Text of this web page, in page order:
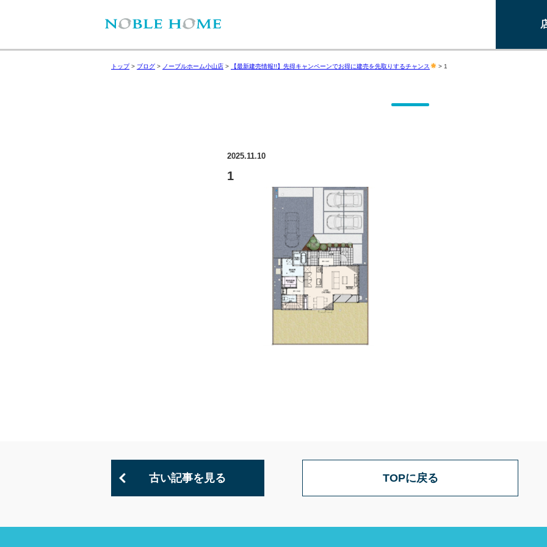
トップ> ブログ > ノーブルホーム小山店 > 【最新建売情報!!】先得キャンペーンでお得に建売を先取りするチャンス > 1
2025.11.10
1
古い記事を見る TOPに戻る